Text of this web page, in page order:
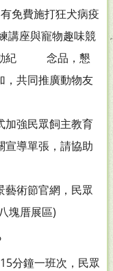
費施打狂犬病疫
講座與寵物趣味競
動紀 念品，懇
，共同推廣動物友
加強民眾飼主教育
宣導單張，請協助
藝術節官網，民眾
八塊厝展區)
分鐘一班次，民眾